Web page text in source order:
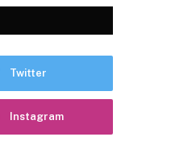
Twitter
Instagram